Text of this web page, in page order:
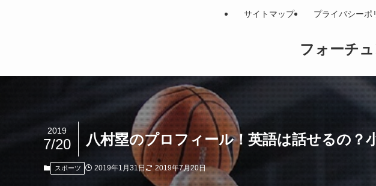
フォーチ
サイトマップ プライバシーポ
八村塁のプロフィール！英語は話せるの？
2019
7/20
スポーツ 2019年1月31日 2019年7月20日